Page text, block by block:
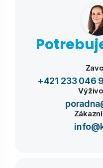
+421 233 046